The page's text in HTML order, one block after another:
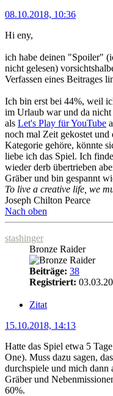
08.10.2018, 10:36
Hi eny,
ich habe deinen "Spoiler"
nicht gelesen)
Verfassen eines Beitrages
Ich bin erst bei 44%, weil
im Urlaub war und da nicht
als Let's Play für YouTube
noch mal Zeit gekostet und
Kategorie gehöre, könnte
liebe ich das Spiel. Ich
wieder derb übertrieben
Gräber und bin gespannt
To live a creative life, we
Joseph Chilton Pearce
Nach oben
stashinger
Bronze Raider
Beiträge: 38
Registriert:
Zitat
15.10.2018, 14:13
Hatte das Spiel etwa 5
One). Muss dazu sagen,
durchspiele und mich dann
Gräber und
60%.